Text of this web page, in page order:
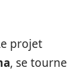
projet
, se tourne